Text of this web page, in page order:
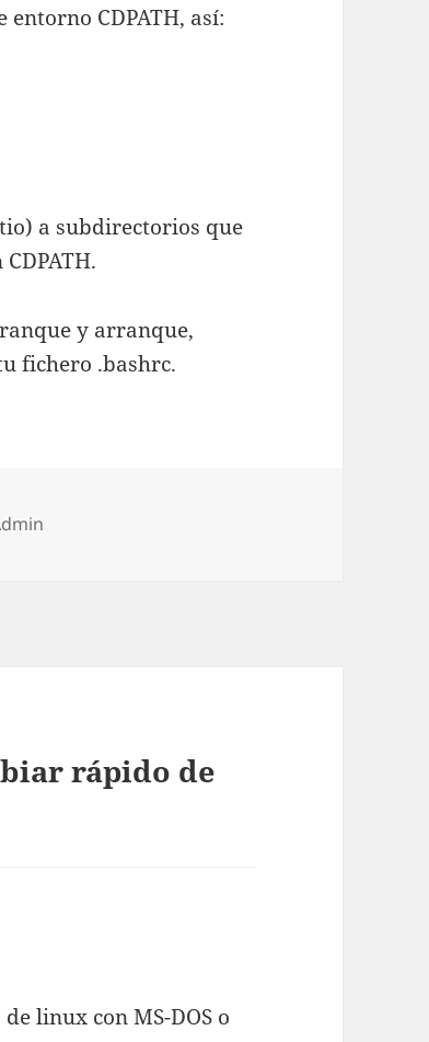
CDPATH, así:
a subdirectorios que
y arranque,
fichero .bashrc.
rápido de
linux con MS-DOS o